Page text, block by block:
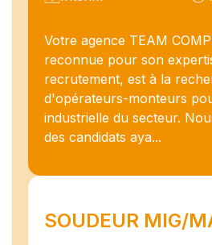
Votre agence TEAM
reconnue pour son
recrutement, est à la
d'opérateurs-monteurs
industrielle du secteur.
des candidats aya...
SOUDEUR MIG/